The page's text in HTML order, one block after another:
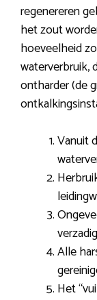
regenereren
het zout
hoeveelheid
waterverbruik,
ontharder (de
Vanuit
Alle
Het